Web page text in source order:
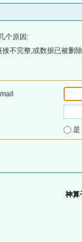
个原因:
不完整,或数据已被删
神算